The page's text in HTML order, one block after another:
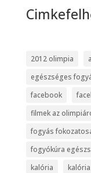
2012 olimpia
egészséges
facebook
filmek az
fogyás
fogyókúra
kalória